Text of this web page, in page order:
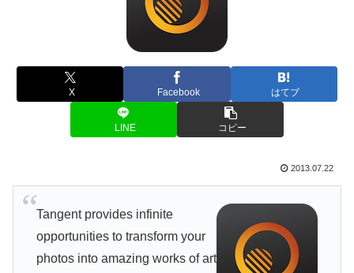
X Facebook はてブ
LINE コピー
2013.07.22
Tangent provides infinite
opportunities to transform your
photos into amazing works of art